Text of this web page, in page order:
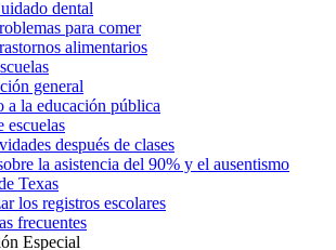
dental
para comer
alimentarios
general
a la educación pública
escuelas
después de clases
la asistencia del 90% y el ausentismo
Texas
los registros escolares
frecuentes
Especial